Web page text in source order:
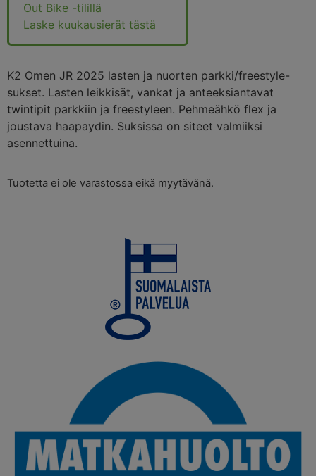
Out Bike -tilillä
Laske kuukausierät tästä
K2 Omen JR 2025 lasten ja nuorten parkki/freestyle-
sukset. Lasten leikkisät, vankat ja anteeksiantavat
twintipit parkkiin ja freestyleen. Pehmeähkö flex ja
joustava haapaydin. Suksissa on siteet valmiiksi
asennettuina.
Tuotetta ei ole varastossa eikä myytävänä.